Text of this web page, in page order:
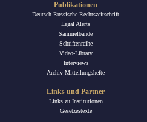
Publikationen
Deutsch-Russische Rechtszeitschrift
Legal Alerts
Sammelbände
Schriftenreihe
Video-Library
Interviews
Archiv Mitteilungshefte
Links und Partner
Links zu Institutionen
Gesetzestexte